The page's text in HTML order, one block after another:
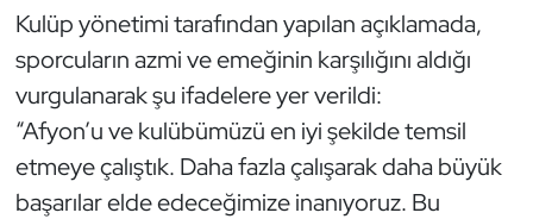
Kulüp yönetimi tarafından yapılan açıklamada,
sporcuların azmi ve emeğinin karşılığını aldığı
vurgulanarak şu ifadelere yer verildi:
“Afyon’u ve kulübümüzü en iyi şekilde temsil
etmeye çalıştık. Daha fazla çalışarak daha büyük
başarılar elde edeceğimize inanıyoruz. Bu
Kempo
Kick Boks
Kürek
Masa Tenisi